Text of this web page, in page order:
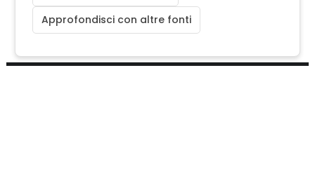
Approfondisci con altre fonti